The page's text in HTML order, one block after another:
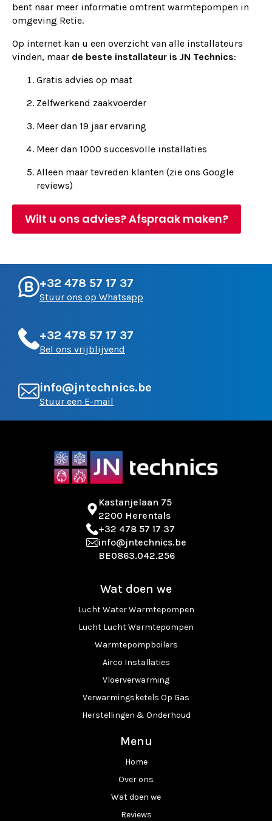
bent naar meer informatie omtrent warmtepompen in
omgeving Retie.
Op internet kan u een overzicht van alle installateurs
vinden, maar de beste installateur is JN Technics:
Gratis advies op maat
Zelfwerkend zaakvoerder
Meer dan 19 jaar ervaring
Meer dan 1000 succesvolle installaties
Alleen maar tevreden klanten (zie ons Google
reviews)
Wilt u ons advies? Afspraak maken?
+32 478 57 17 37
Stuur ons op Whatsapp
+32 478 57 17 37
Bel ons vrijblijvend
info@jntechnics.be
Stuur een E-mail
Kastanjelaan 75
2200 Herentals
+32 478 57 17 37
info@jntechnics.be
BE0863.042.256
Wat doen we
Lucht Water Warmtepompen
Lucht Lucht Warmtepompen
Warmtepompboilers
Airco Installaties
Vloerverwarming
Verwarmingsketels Op Gas
Herstellingen & Onderhoud
Menu
Home
Over ons
Wat doen we
Reviews